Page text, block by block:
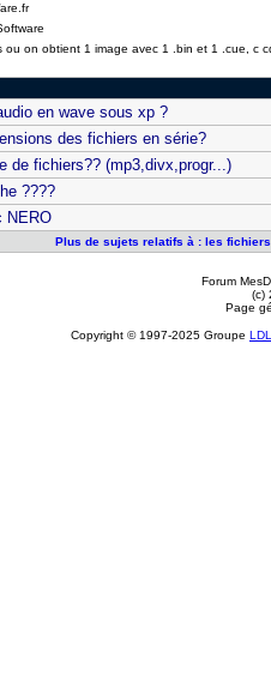
on obtient 1 image avec 1 .bin et 1 .cue, c
en wave sous xp ?
des fichiers en série?
de fichiers?? (mp3,divx,progr...)
????
NERO
Plus de sujets relatifs à : les
Forum
(c)
Page
Copyright © 1997-2025 Groupe